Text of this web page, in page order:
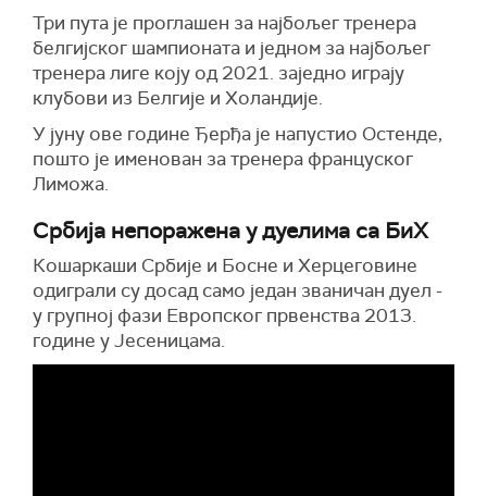
Три пута је проглашен за најбољег тренера
белгијског шампионата и једном за најбољег
тренера лиге коју од 2021. заједно играју
клубови из Белгије и Холандије.
У јуну ове године Ђерђа је напустио Остенде,
пошто је именован за тренера француског
Лиможа.
Србија непоражена у дуелима са БиХ
Кошаркаши Србије и Босне и Херцеговине
одиграли су досад само један званичан дуел -
у групној фази Европског првенства 2013.
године у Јесеницама.